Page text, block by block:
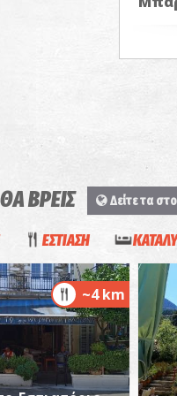
ΒΡΕΙΣ Δείτε τα
ΕΣΤΙΑΣΗ
~4 km